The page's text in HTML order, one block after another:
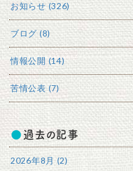
お知らせ (326)
ブログ (8)
情報公開 (14)
苦情公表 (7)
過去の記事
2026年8月 (2)